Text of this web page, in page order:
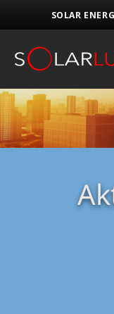
content
SOLAR